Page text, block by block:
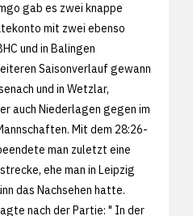
gab es zwei knappe
mit zwei ebenso
und in Balingen
Saisonverlauf gewann
und in Wetzlar,
auch Niederlagen gegen im
Mit dem 28:26-
man zuletzt eine
ehe man in Leipzig
das Nachsehen hatte.
nach der Partie: " In der